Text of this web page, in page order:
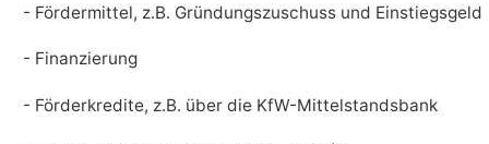
- Fördermittel, z.B. Gründungszuschuss und Einstiegsgeld
- Finanzierung
- Förderkredite, z.B. über die KfW-Mittelstandsbank